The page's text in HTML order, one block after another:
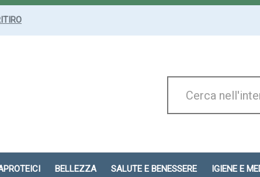
Prodotto
BELLEZZA SALUTE E BENESSERE IGIENE E